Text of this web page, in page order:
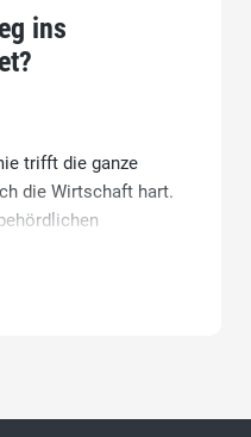
ins
trifft die ganze
die Wirtschaft hart.